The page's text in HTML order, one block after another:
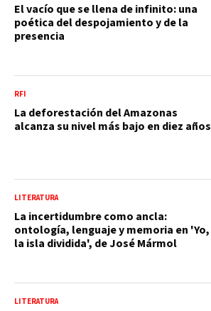
El vacío que se llena de infinito: una
poética del despojamiento y de la
presencia
RFI
La deforestación del Amazonas
alcanza su nivel más bajo en diez años
LITERATURA
La incertidumbre como ancla:
ontología, lenguaje y memoria en 'Yo,
la isla dividida', de José Mármol
LITERATURA